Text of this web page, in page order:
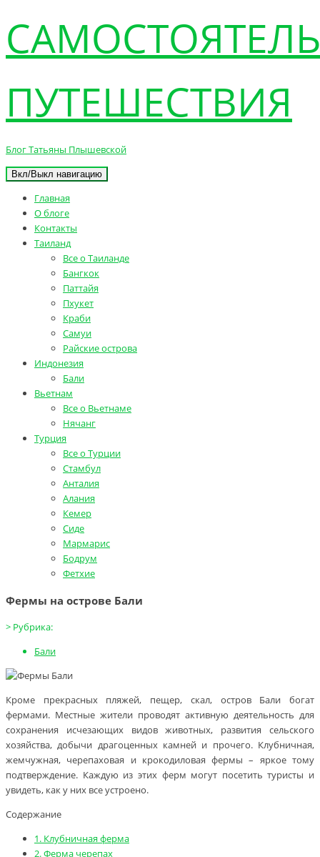
ПУТЕШЕСТВИЯ
Блог Татьяны Плышевской
Вкл/Выкл навигацию
Главная
О блоге
Контакты
Таиланд
Все о Таиланде
Бангкок
Паттайя
Пхукет
Краби
Самуи
Райские острова
Индонезия
Бали
Вьетнам
Все о Вьетнаме
Нячанг
Турция
Все о Турции
Стамбул
Анталия
Алания
Кемер
Сиде
Мармарис
Бодрум
Фетхие
Фермы на острове Бали
> Рубрика:
Бали
Кроме прекрасных пляжей, пещер, скал, остров Бали богат
фермами. Местные жители проводят активную деятельность для
сохранения исчезающих видов животных, развития сельского
хозяйства, добычи драгоценных камней и прочего. Клубничная,
жемчужная, черепаховая и крокодиловая фермы – яркое тому
подтверждение. Каждую из этих ферм могут посетить туристы и
увидеть, как у них все устроено.
Содержание
1. Клубничная ферма
2.Ферма черепах